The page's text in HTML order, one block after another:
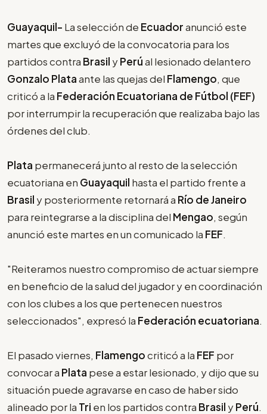
Guayaquil- La selección de Ecuadoranunció este
martes que excluyó de la convocatoria para los
partidos contra Brasil yPerúal lesionado delantero
Gonzalo Plataante las quejas del Flamengo, que
criticó a la Federación Ecuatoriana de Fútbol (FEF)
por interrumpir la recuperación que realizaba bajo las
órdenes del club.
Plata permanecerá junto al resto de la selección
ecuatoriana en Guayaquil hasta el partido frente a
Brasil y posteriormente retornará a Río de Janeiro
para reintegrarse a la disciplina del Mengao, según
anunció este martes en un comunicado la FEF.
"Reiteramos nuestro compromiso de actuar siempre
en beneficio de la salud del jugador y en coordinación
con los clubes a los que pertenecen nuestros
seleccionados", expresó la Federación ecuatoriana.
El pasado viernes, Flamengocriticó a la FEF por
convocar a Plata pese a estar lesionado, y dijo que su
situación puede agravarse en caso de haber sido
alineado por la Tri en los partidos contra Brasil yPerú.